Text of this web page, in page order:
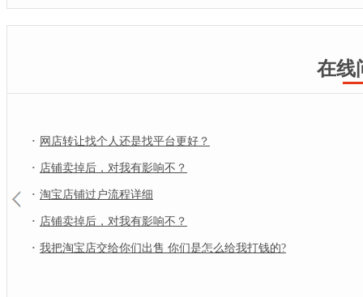
在线
· 网店转让找个人还是找平台更好？
· 店铺卖掉后，对我有影响不？
· 淘宝店铺过户流程详细
· 店铺卖掉后，对我有影响不？
· 我把淘宝店交给你们出售 你们是怎么给我打钱的?